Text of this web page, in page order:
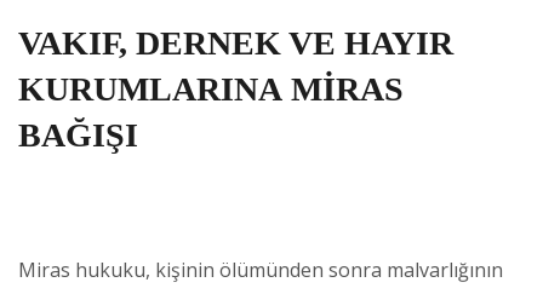
VAKIF, DERNEK VE HAYIR
KURUMLARINA MİRAS
BAĞIŞI
Miras hukuku, kişinin ölümünden sonra malvarlığının